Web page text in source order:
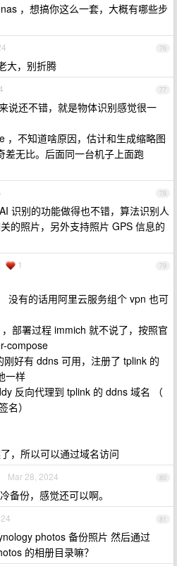
，想搞你这么一套，大概有哪些步
76
大，别折腾
77
说还不错，就是物体识别感觉很一
，不知道啥原因，估计和生成缩略图
差无比。后面同一台机子上面跑
78
识别的功能做得也不错，算法识别人
的照片，另外支持照片 GPS 信息的
79
1
没有的话用阿里云服务组个 vpn 也可
部署过程 immich 就不说了，按照官
compose
好有 ddns 可用，注册了 tplink 的
一样
反向代理到 tplink 的 ddns 域名 （
名）
，所以可以通过域名访问
80
Mar 28, 2024
备份，感觉还可以啊。
81
photos 备份照片 然后通过
的相册目录嘛？